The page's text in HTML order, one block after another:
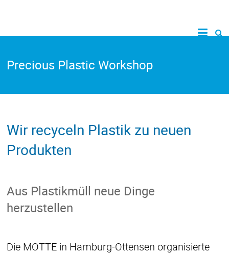
Precious Plastic Workshop
Wir recyceln Plastik zu neuen
Produkten
Aus Plastikmüll neue Dinge
herzustellen
Die MOTTE in Hamburg-Ottensen organisierte